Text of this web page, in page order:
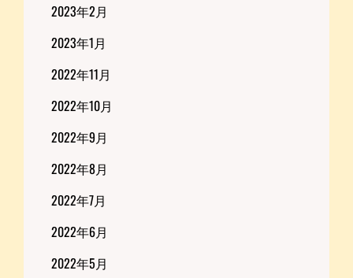
2023年2月
2023年1月
2022年11月
2022年10月
2022年9月
2022年8月
2022年7月
2022年6月
2022年5月